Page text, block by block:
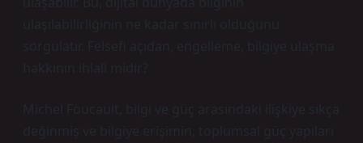
ulaşılabilirliğinin ne kadar sınırlı olduğunu
sorgulatır. Felsefi açıdan, engelleme, bilgiye ulaşma
hakkının ihlali midir?
Michel Foucault, bilgi ve güç arasındaki ilişkiye sıkça
değinmiş ve bilgiye erişimin, toplumsal güç yapıları